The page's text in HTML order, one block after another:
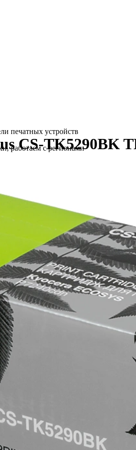
печатных устройств
работаем с регионами
развития
России
«Расходные
сервисный центр
материалов
устройств печати
16 000 товаров под заказ
CS-TK5290BK